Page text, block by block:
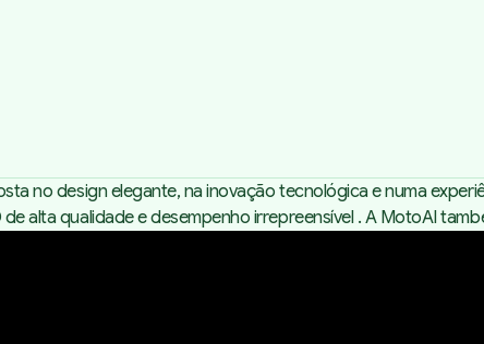
no design elegante, na inovação tecnológica e numa
alta qualidade e desempenho irrepreensível . A MotoAI